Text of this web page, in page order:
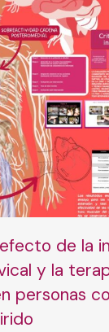
de la
y la
personas